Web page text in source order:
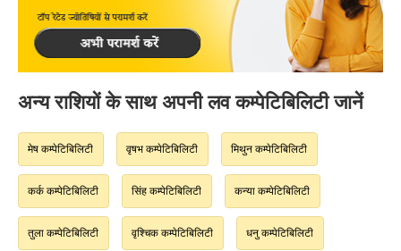
अन्य राशियों के साथ अपनी लव कम्पेटिबिलिटी जानें
मेष कम्पेटिबिलिटी वृषभ कम्पेटिबिलिटी मिथुन कम्पेटिबिलिटी
कर्क कम्पेटिबिलिटी सिंह कम्पेटिबिलिटी कन्या कम्पेटिबिलिटी
तुला कम्पेटिबिलिटी वृश्चिक कम्पेटिबिलिटी धनु कम्पेटिबिलिटी